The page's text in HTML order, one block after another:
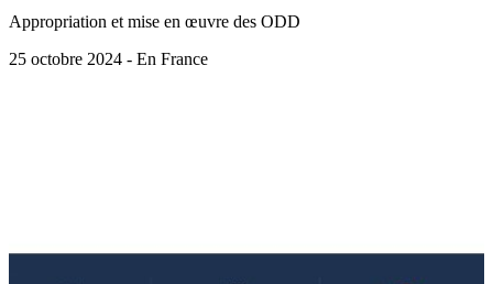
Appropriation et mise en œuvre des ODD
25 octobre 2024 - En France